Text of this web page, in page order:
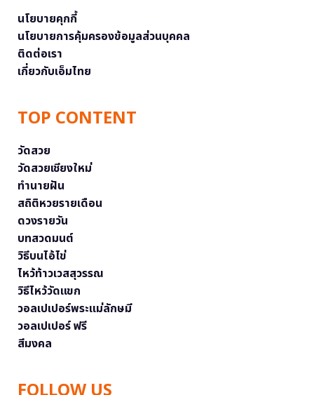
นโยบายคุกกี้
นโยบายการคุ้มครองข้อมูลส่วนบุคคล
ติดต่อเรา
เกี่ยวกับเอ็มไทย
TOP CONTENT
วัดสวย
วัดสวยเชียงใหม่
ทำนายฝัน
สถิติหวยรายเดือน
ดวงรายวัน
บทสวดมนต์
วิธีบนไอ้ไข่
ไหว้ท้าวเวสสุวรรณ
วิธีไหว้วัดแขก
วอลเปเปอร์พระแม่ลักษมี
วอลเปเปอร์ ฟรี
สีมงคล